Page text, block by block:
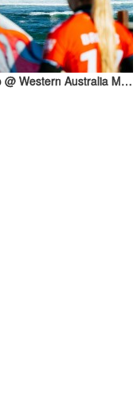
4/16 Comp Repo @ Western Australia Margaret River Pro